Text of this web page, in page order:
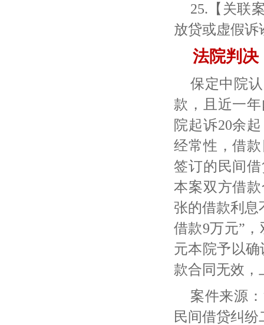
25.【关联
放贷或虚假诉
法院判决
保定中院
款，且近一
院起诉20余
经常性，借
签订的民间
本案双方借
张的借款利息
借款9万元”
元本院予以
款合同无效，
案件来源
民间借贷纠